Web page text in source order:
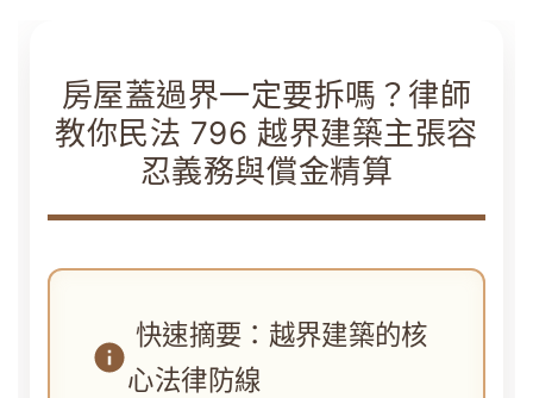
房屋蓋過界一定要拆嗎？律師
教你民法 796 越界建築主張容
忍義務與償金精算
快速摘要：越界建築的核
心法律防線